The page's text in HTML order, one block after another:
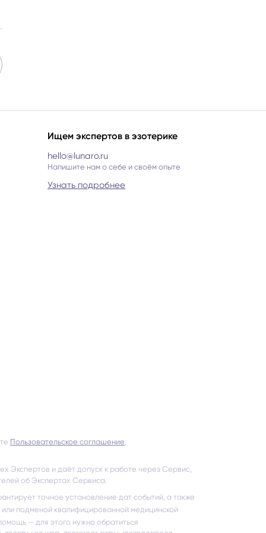
Ищем экспертов в эзотерике
hello@lunaro.ru
Напишите нам о себе и своём опыте
Узнать подробнее
Пользовательское соглашение,
Экспертов и даёт допуск к работе через Сервис,
об Экспертах Сервиса.
точное установление дат событий, а также
подменой квалифицированной медицинской
— для этого нужно обратиться